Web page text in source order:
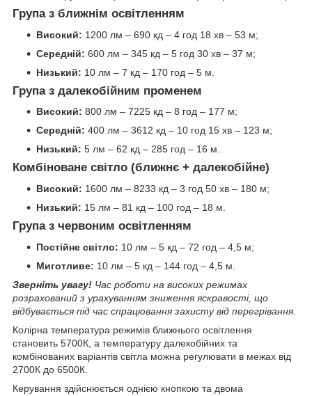
Група з ближнім освітленням
Високий: 1200 лм – 690 кд – 4 год 18 хв – 53 м;
Середній: 600 лм – 345 кд – 5 год 30 хв – 37 м;
Низький: 10 лм – 7 кд – 170 год – 5 м.
Група з далекобійним променем
Високий: 800 лм – 7225 кд – 8 год – 177 м;
Середній: 400 лм – 3612 кд – 10 год 15 хв – 123 м;
Низький: 5 лм – 62 кд – 285 год – 16 м.
Комбіноване світло (ближнє + далекобійне)
Високий: 1600 лм – 8233 кд – 3 год 50 хв – 180 м;
Низький: 15 лм – 81 кд – 100 год – 18 м.
Група з червоним освітленням
Постійне світло: 10 лм – 5 кд – 72 год – 4,5 м;
Миготливе: 10 лм – 5 кд – 144 год – 4,5 м.
Зверніть увагу! Час роботи на високих режимах
розрахований з урахуванням зниження яскравості, що
відбувається під час спрацювання захисту від перегрівання.
Колірна температура режимів ближнього освітлення
становить 5700К, а температуру далекобійних та
комбінованих варіантів світла можна регулювати в межах від
2700К до 6500К.
Керування здійснюється однією кнопкою та двома